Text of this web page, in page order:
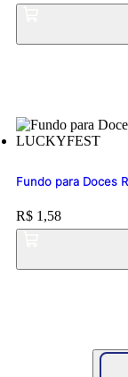
Fundo para Doces
Price:
R$ 1,58